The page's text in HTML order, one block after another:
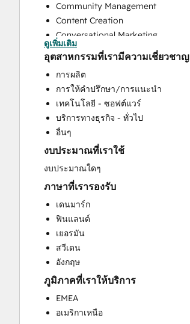
Community Management
Content Creation
Conversational Marketing
CRM Implementation
CRM Migration
Customer Marketing
Customer Survey and Analysis
Email Marketing
Full Inbound Marketing Services
Paid Advertising
Sales Coaching and Training
Search Engine Optimization
Social Media
Website Design
Website Development
Website Migration
ดูเพิ่มเติม
อุตสาหกรรมที่เรามีความเชี่ยวชาญ
การผลิต
การให้คำปรึกษา/การแนะนำ
เทคโนโลยี - ซอฟต์แวร์
บริการทางธุรกิจ - ทั่วไป
อื่นๆ
งบประมาณที่เราใช้
งบประมาณใดๆ
ภาษาที่เรารองรับ
เดนมาร์ก
ฟินแลนด์
เยอรมัน
สวีเดน
อังกฤษ
ภูมิภาคที่เราให้บริการ
EMEA
อเมริกาเหนือ